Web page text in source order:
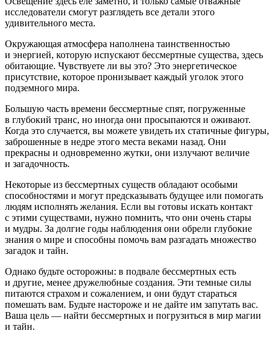
исследователи смогут разглядеть все детали этого
удивительного места.
Окружающая атмосфера наполнена таинственностью
и энергией, которую испускают бессмертные существа, здесь
обитающие. Чувствуете ли вы это? Это энергетическое
присутствие, которое пронизывает каждый уголок этого
подземного мира.
Большую часть времени бессмертные спят, погруженные
в глубокий транс, но иногда они просыпаются и оживают.
Когда это случается, вы можете увидеть их статичные фигуры,
заброшенные в недре этого места веками назад. Они
прекрасны и одновременно жутки, они излучают величие
и загадочность.
Некоторые из бессмертных существ обладают особыми
способностями и могут предсказывать будущее или помогать
людям исполнять желания. Если вы готовы искать контакт
с этими существами, нужно помнить, что они очень стары
и мудры. За долгие годы наблюдения они обрели глубокие
знания о мире и способны помочь вам разгадать множество
загадок и тайн.
Однако будьте осторожны: в подвале бессмертных есть
и другие, менее дружелюбные создания. Эти темные силы
питаются страхом и сожалением, и они будут стараться
помешать вам. Будьте настороже и не дайте им запутать вас.
Ваша цель — найти бессмертных и погрузиться в мир магии
и тайн.